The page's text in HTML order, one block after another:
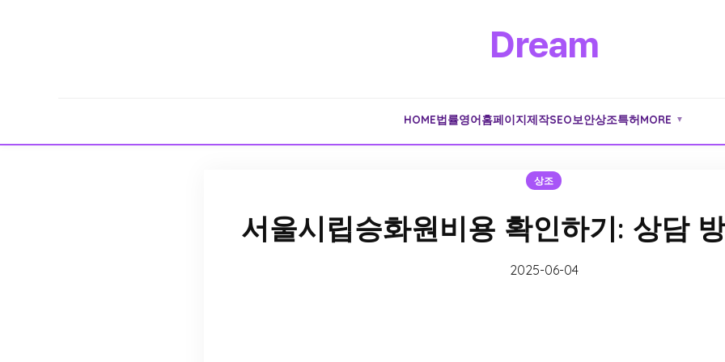
Dream
HOME법률영어홈페이지제작SEO보안상조특허MORE ▼
상조
서울시립승화원비용 확인하기: 상담
2025-06-04